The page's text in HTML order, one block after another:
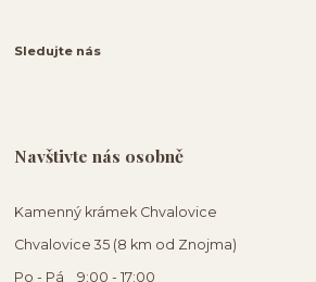
Sledujte nás
Navštivte nás osobně
Kamenný krámek Chvalovice
Chvalovice 35 (8 km od Znojma)
Po - Pá 9:00 - 17:00